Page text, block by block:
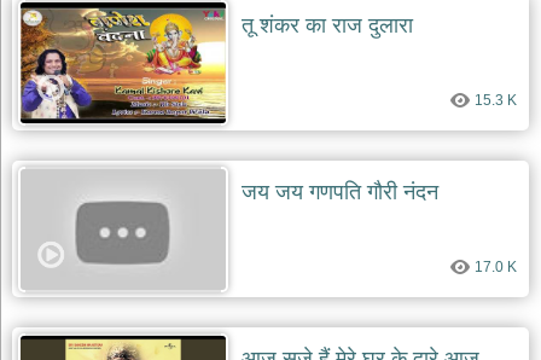
तू शंकर का राज दुलारा
15.3 K
जय जय गणपति गौरी नंदन
17.0 K